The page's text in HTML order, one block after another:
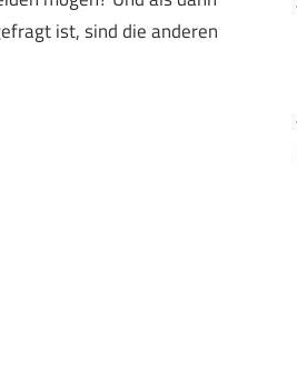
ist, sind die anderen